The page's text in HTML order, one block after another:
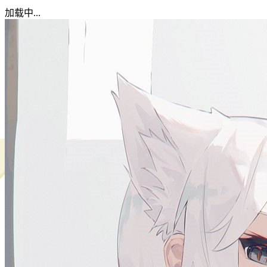
加载中...